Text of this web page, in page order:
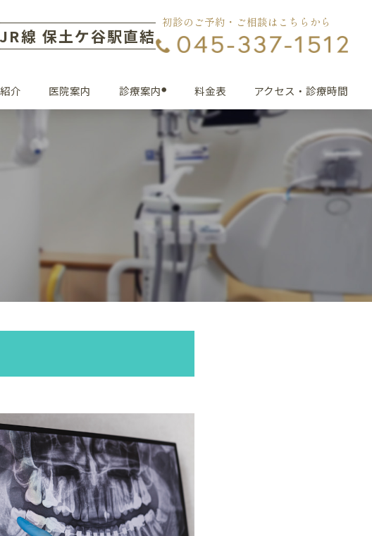
JR線 保土ケ谷駅直結
初診のご予約・ご相談はこちらから
介 医院案内 診療案内 料金表 アクセス・診療時間